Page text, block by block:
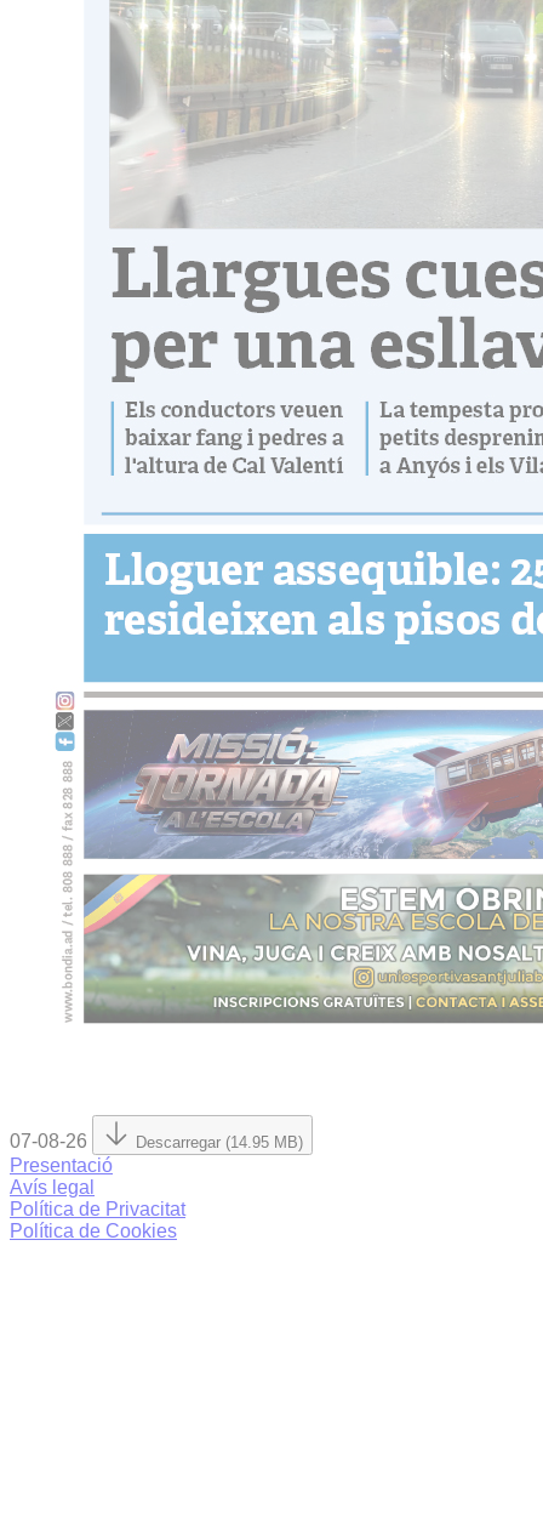
07-08-26 Descarregar (14.95 MB)
Presentació
Avís legal
Política de Privacitat
Política de Cookies